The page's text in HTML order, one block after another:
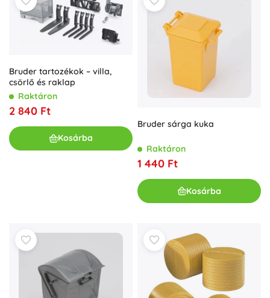
Bruder tartozékok – villa,
csörlő és raklap
Raktáron
2 840 Ft
Kosárba
Bruder sárga kuka
Raktáron
1 440 Ft
Kosárba